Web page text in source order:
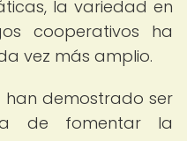
la variedad en
cooperativos ha
vez más amplio.
han demostrado ser
de fomentar la